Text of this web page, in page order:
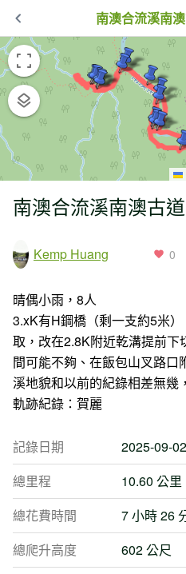
南澳合流溪南
南澳合流溪南澳古
Kemp Huang 0
晴偶小雨，8人
3.xK有H鋼橋（剩一支約5米
取，改在2.8K附近乾溝提前
間可能不夠、在飯包山叉路口
溪地貌和以前的紀錄相差無幾
軌跡紀錄：賀麗
記錄日期
2025-09-02
總里程
10.60 公里
總花費時間
7 小時 26
總爬升高度
602 公尺